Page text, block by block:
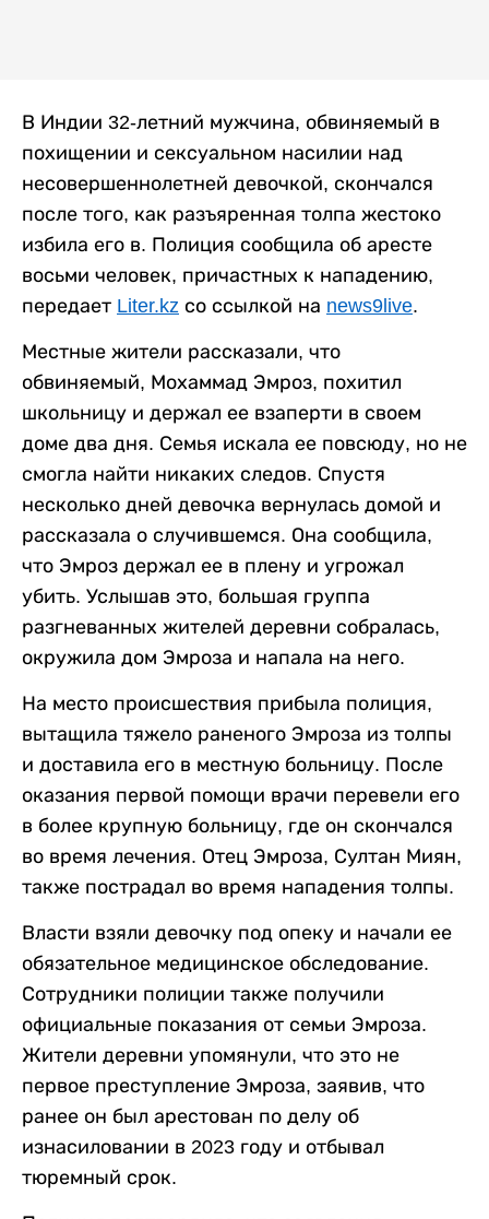
В Индии 32-летний мужчина, обвиняемый в
похищении и сексуальном насилии над
несовершеннолетней девочкой, скончался
после того, как разъяренная толпа жестоко
избила его в. Полиция сообщила об аресте
восьми человек, причастных к нападению,
передает Liter.kz со ссылкой на news9live.
Местные жители рассказали, что
обвиняемый, Мохаммад Эмроз, похитил
школьницу и держал ее взаперти в своем
доме два дня. Семья искала ее повсюду, но не
смогла найти никаких следов. Спустя
несколько дней девочка вернулась домой и
рассказала о случившемся. Она сообщила,
что Эмроз держал ее в плену и угрожал
убить. Услышав это, большая группа
разгневанных жителей деревни собралась,
окружила дом Эмроза и напала на него.
На место происшествия прибыла полиция,
вытащила тяжело раненого Эмроза из толпы
и доставила его в местную больницу. После
оказания первой помощи врачи перевели его
в более крупную больницу, где он скончался
во время лечения. Отец Эмроза, Султан Миян,
также пострадал во время нападения толпы.
Власти взяли девочку под опеку и начали ее
обязательное медицинское обследование.
Сотрудники полиции также получили
официальные показания от семьи Эмроза.
Жители деревни упомянули, что это не
первое преступление Эмроза, заявив, что
ранее он был арестован по делу об
изнасиловании в 2023 году и отбывал
тюремный срок.